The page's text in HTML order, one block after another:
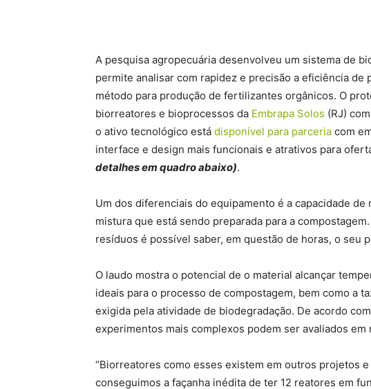
A pesquisa agropecuária desenvolveu um sistema de
permite analisar com rapidez e precisão a eficiência de
método para produção de fertilizantes orgânicos. O
biorreatores e bioprocessos da Embrapa Solos (RJ)
o ativo tecnológico está disponível para parceria com
interface e design mais funcionais e atrativos para
detalhes em quadro abaixo).
Um dos diferenciais do equipamento é a capacidade
mistura que está sendo preparada para a
resíduos é possível saber, em questão de horas, o seu
O laudo mostra o potencial de o material alcançar
ideais para o processo de compostagem, bem como a
exigida pela atividade de biodegradação. De acordo
experimentos mais complexos podem ser avaliados em
“Biorreatores como esses existem em outros projetos
conseguimos a façanha inédita de ter 12 reatores em